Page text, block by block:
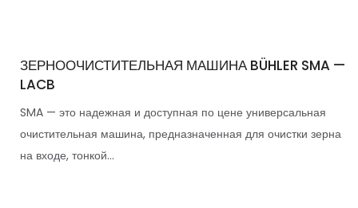
ЗЕРНООЧИСТИТЕЛЬНАЯ МАШИНА BÜHLER SMA —
LACB
SMA — это надежная и доступная по цене универсальная
очистительная машина, предназначенная для очистки зерна
на входе, тонкой...